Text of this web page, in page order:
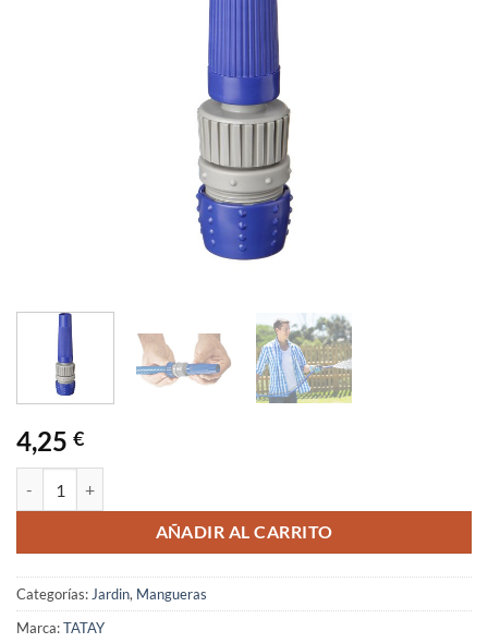
4,25 €
AÑADIR AL CARRITO
Categorías: Jardin, Mangueras
Marca:TATAY